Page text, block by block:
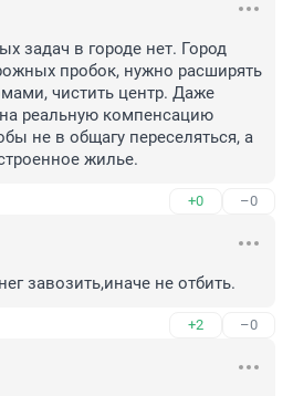
задач в городе нет. Город
пробок, нужно расширять
чистить центр. Даже
на реальную компенсацию
не в общагу переселяться, а
жилье.
+0 –0
завозить,иначе не отбить.
+2 –0